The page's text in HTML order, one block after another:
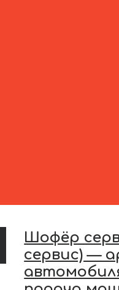
Шофёр
сервис) —